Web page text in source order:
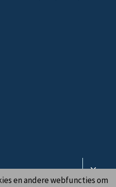
Toggle
en andere webfuncties om